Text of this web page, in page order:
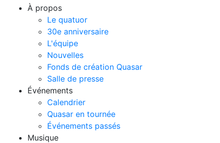
À propos
Le quatuor
30e anniversaire
L'équipe
Nouvelles
Fonds de création Quasar
Salle de presse
Événements
Calendrier
Quasar en tournée
Événements passés
Musique